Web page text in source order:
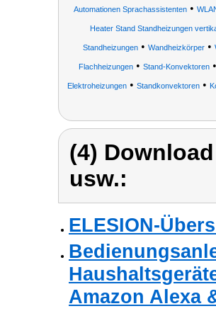
Automationen Sprachassistenten•
Heater Stand Standheizungen
Standheizungen • Wandheizkörper •
Flachheizungen• Stand-Konvektoren
Elektroheizungen• Standkonvektoren•
(4)
usw.:
ELESION-
Amazon Alexa